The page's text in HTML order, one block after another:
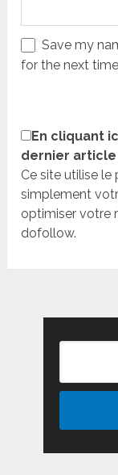
Save my
for the next
En cliquant
dernier article
Ce site utilise le
simplement
optimiser votre
dofollow.